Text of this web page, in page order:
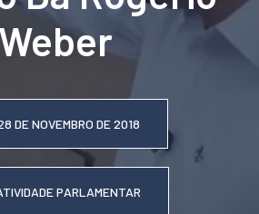
Weber
DE NOVEMBRO DE 2018
PARLAMENTAR